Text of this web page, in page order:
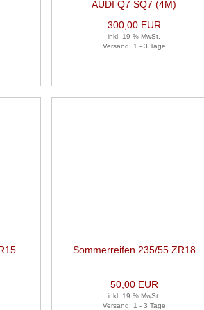
LK5X112X66,6 1 Satz (je 4 Stück)
AUDI Q7 SQ7 (4M)
300,00 EUR
inkl. 19 % MwSt.
Versand: 1 - 3 Tage
Sommerreifen 235/55 ZR18
50,00 EUR
inkl. 19 % MwSt.
Versand: 1 - 3 Tage